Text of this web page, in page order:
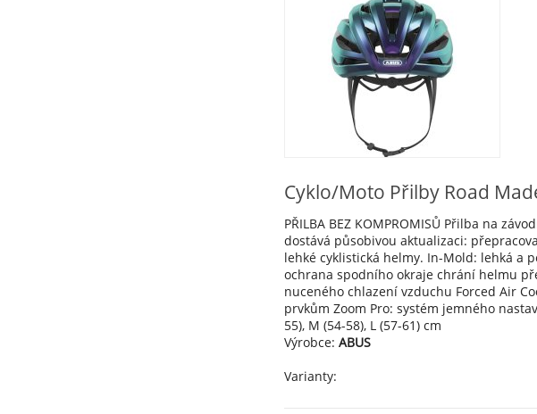
Cyklo/Moto Přilby Road
PŘILBA BEZ KOMPROMISŮ Přilba na
dostává působivou aktualizaci:
lehké cyklistická helmy. In-Mold: lehká a
ochrana spodního okraje chrání helmu
nuceného chlazení vzduchu Forced Air
prvkům Zoom Pro: systém jemného
55), M (54-58), L (57-61) cm
Výrobce:ABUS
Varianty: